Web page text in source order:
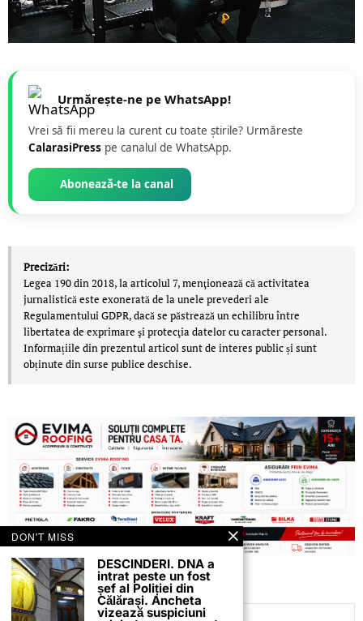
Urmărește-ne pe WhatsApp!
Vrei să fii mereu la curent cu toate știrile? Urmăreste
CalarasiPress pe canalul de WhatsApp.
Abonează-te la canal
Precizări:
Legea 190 din 2018, la articolul 7, menţionează că activitatea
jurnalistică este exonerată de la unele prevederi ale
Regulamentului GDPR, dacă se păstrează un echilibru între
libertatea de exprimare şi protecţia datelor cu caracter personal.
Informațiile din prezentul articol sunt de interes public și sunt
obținute din surse publice deschise.
DON'T MISS
DESCINDERI. DNA a
intrat peste un fost
șef al Poliției din
Călărași. Ancheta
vizează suspiciuni